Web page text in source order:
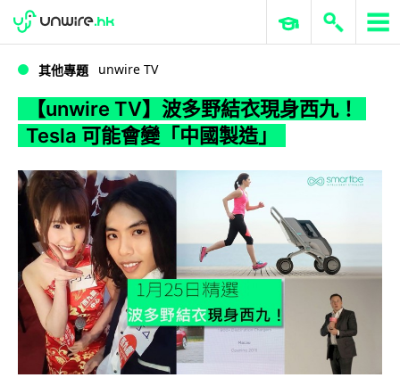
WWDC 2026 ERP 與商業 AI
其他專題 unwire TV
【unwire TV】波多野結衣現身西九！
Tesla 可能會變「中國製造」